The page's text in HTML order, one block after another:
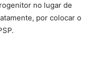
no lugar de
por colocar o